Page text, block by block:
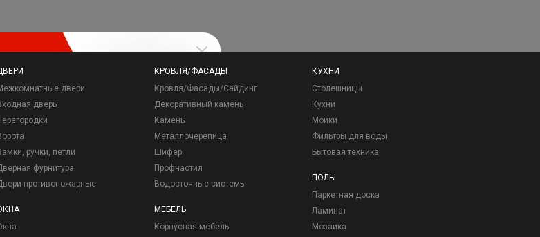
двери
дверь
ручки, петли
фурнитура
противопожарные
КРОВЛЯ/ФАСАДЫ
Кровля/Фасады/Сайдинг
Декоративный камень
Камень
Металлочерепица
Шифер
Профнастил
Водосточные системы
МЕБЕЛЬ
Корпусная мебель
КУХНИ
Столешницы
Кухни
Мойки
Фильтры для воды
Бытовая техника
ПОЛЫ
Паркетная доска
Ламинат
Мозаика